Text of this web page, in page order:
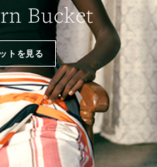
Bucket
トを見る